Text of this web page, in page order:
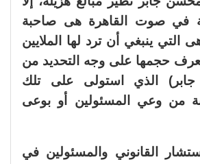
في صوت القاهرة هى صاحبة
التي ينبغي أن ترد لها الملايين
حجمها على وجه التحديد من
الذي استولى على تلك
من وعي المسئولين أو بوعى
القانوني والمسئولين في